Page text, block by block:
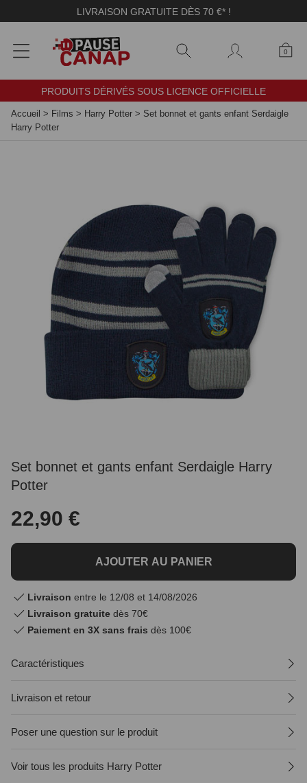
LIVRAISON GRATUITE DÈS 70 €* !
0
PRODUITS DÉRIVÉS SOUS LICENCE OFFICIELLE
Accueil > Films > Harry Potter > Set bonnet et gants enfant Serdaigle
Harry Potter
Set bonnet et gants enfant Serdaigle Harry
Potter
22,90 €
AJOUTER AU PANIER
Livraison entre le 12/08 et 14/08/2026
Livraison gratuite dès 70€
Paiement en 3X sans frais dès 100€
Caractéristiques
Livraison et retour
Poser une question sur le produit
Voir tous les produits Harry Potter
Panneau de gestion des cookies